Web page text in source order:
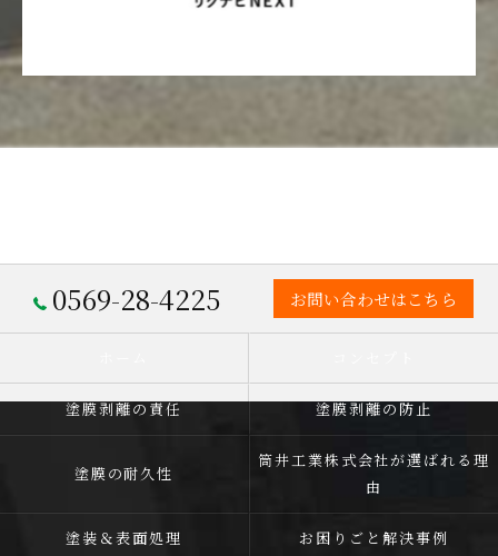
0569-28-4225 お問い合わせはこちら
塗膜剥離の責任 塗膜剥離の防止
塗膜の耐久性
筒井工業株式会社が選ばれる理
由
塗装＆表面処理 お困りごと解決事例